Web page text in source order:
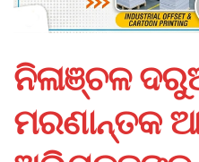
ନିଳାଞ୍ଚଳ
ମରଣାନ୍ତକ